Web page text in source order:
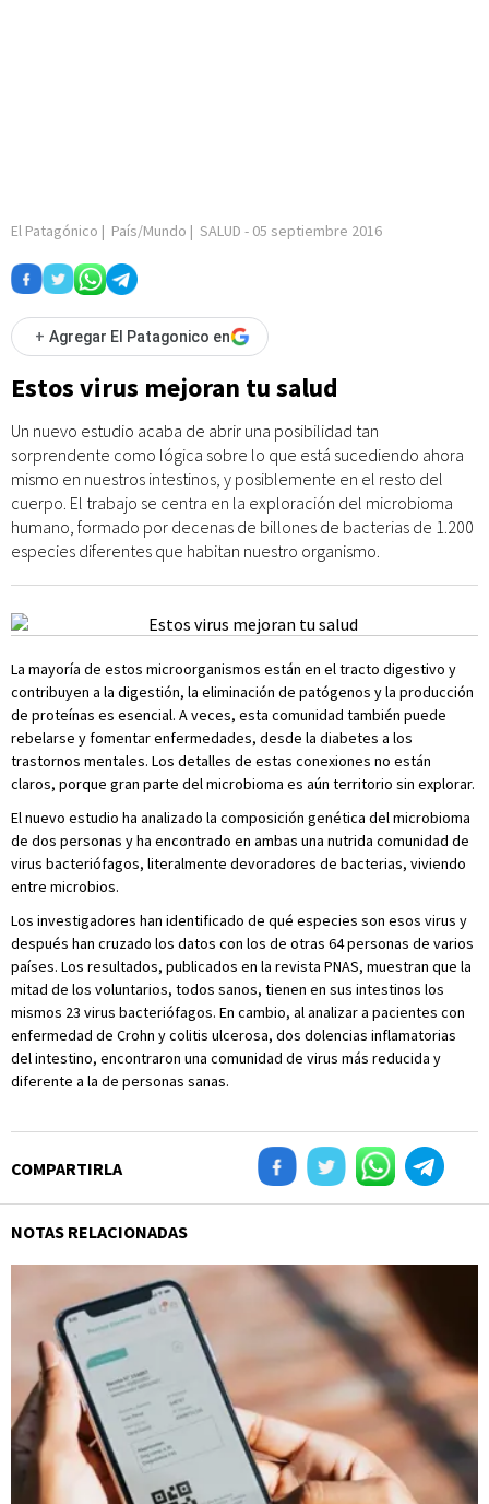
El Patagónico | País/Mundo | SALUD - 05 septiembre 2016
+ Agregar El Patagonico en
Estos virus mejoran tu salud
Un nuevo estudio acaba de abrir una posibilidad tan
sorprendente como lógica sobre lo que está sucediendo ahora
mismo en nuestros intestinos, y posiblemente en el resto del
cuerpo. El trabajo se centra en la exploración del microbioma
humano, formado por decenas de billones de bacterias de 1.200
especies diferentes que habitan nuestro organismo.
La mayoría de estos microorganismos están en el tracto digestivo y
contribuyen a la digestión, la eliminación de patógenos y la producción
de proteínas es esencial. A veces, esta comunidad también puede
rebelarse y fomentar enfermedades, desde la diabetes a los
trastornos mentales. Los detalles de estas conexiones no están
claros, porque gran parte del microbioma es aún territorio sin explorar.
El nuevo estudio ha analizado la composición genética del microbioma
de dos personas y ha encontrado en ambas una nutrida comunidad de
virus bacteriófagos, literalmente devoradores de bacterias, viviendo
entre microbios.
Los investigadores han identificado de qué especies son esos virus y
después han cruzado los datos con los de otras 64 personas de varios
países. Los resultados, publicados en la revista PNAS, muestran que la
mitad de los voluntarios, todos sanos, tienen en sus intestinos los
mismos 23 virus bacteriófagos. En cambio, al analizar a pacientes con
enfermedad de Crohn y colitis ulcerosa, dos dolencias inflamatorias
del intestino, encontraron una comunidad de virus más reducida y
diferente a la de personas sanas.
COMPARTIRLA
NOTAS RELACIONADAS